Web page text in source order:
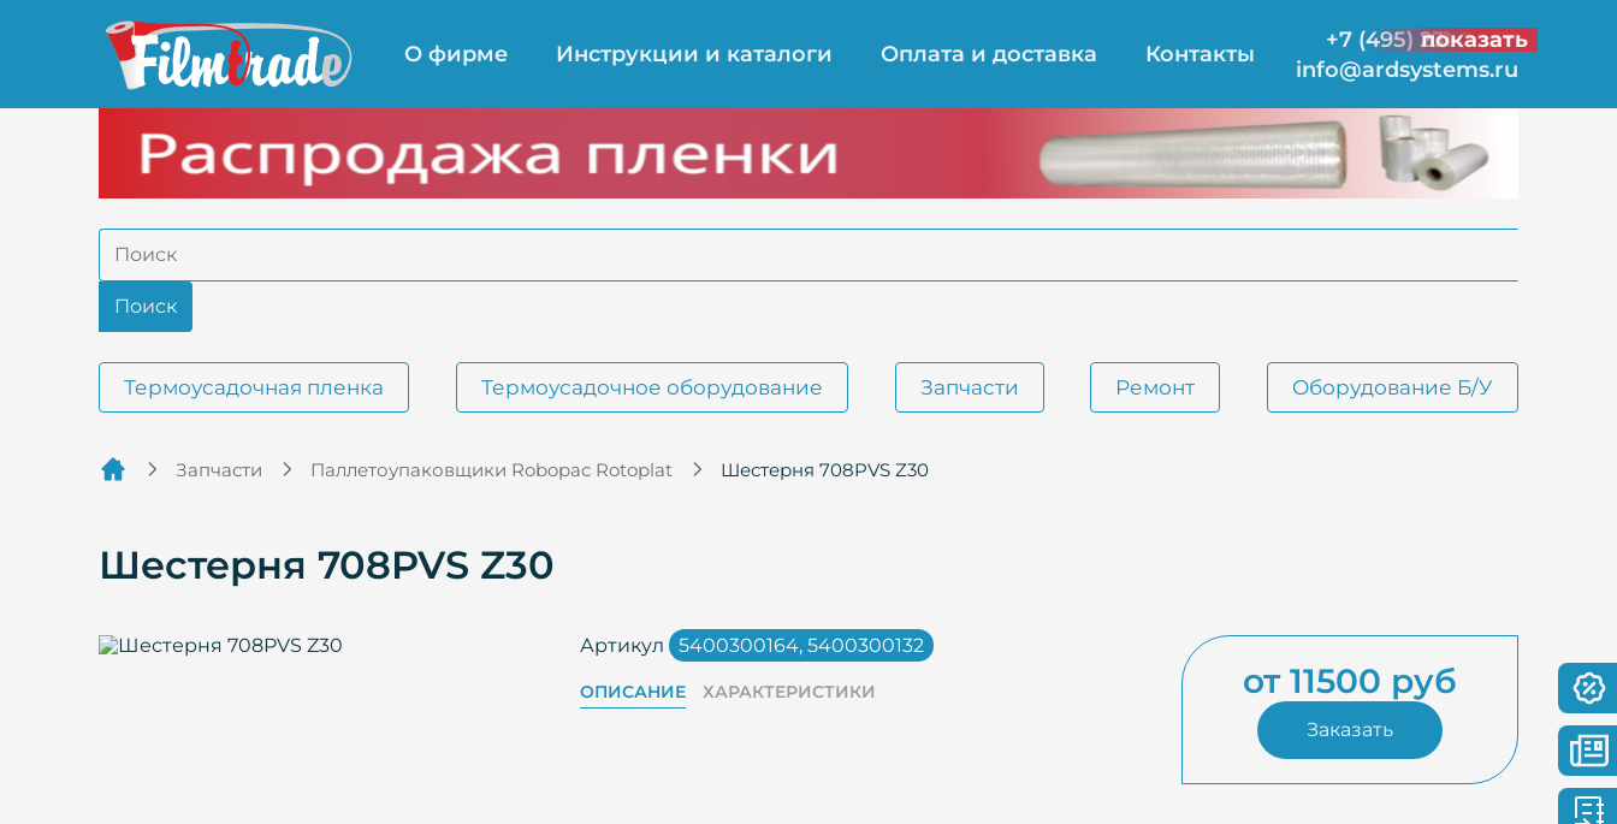
О фирме Инструкции и каталоги Оплата и доставка Контакты
+7 (495) 231-21-00
показать
info@ardsystems.ru
Термоусадочная пленка Термоусадочное оборудование Запчасти Ремонт Оборудование Б/У
Запчасти Паллетоупаковщики Robopac Rotoplat Шестерня 708PVS Z30
Шестерня 708PVS Z30
от 11500 руб
Заказать
Артикул 5400300164, 5400300132
ОПИСАНИЕ ХАРАКТЕРИСТИКИ